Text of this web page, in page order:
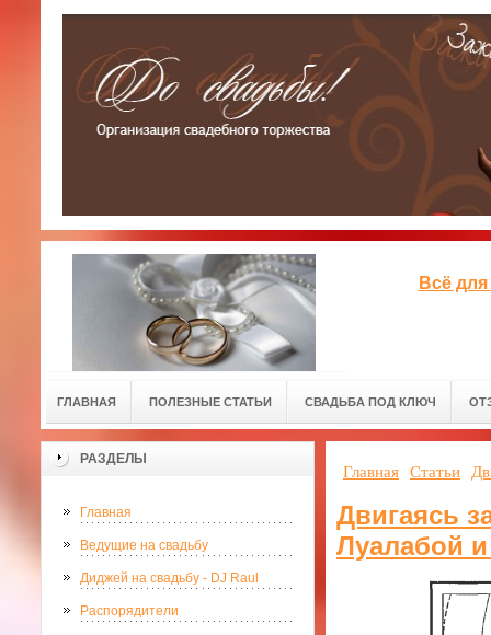
Всё
ГЛАВНАЯ ПОЛЕЗНЫЕ СТАТЬИ СВАДЬБА ПОД КЛЮЧ
РАЗДЕЛЫ
Главная
Ведущие на свадьбу
Диджей на свадьбу - DJ Raul
Распорядители
Главная Статьи
Двигаясь
Луалабой